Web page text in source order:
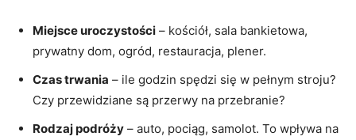
Miejsce uroczystości – kościół, sala bankietowa,
prywatny dom, ogród, restauracja, plener.
Czas trwania – ile godzin spędzi się w pełnym stroju?
Czy przewidziane są przerwy na przebranie?
Rodzaj podróży – auto, pociąg, samolot. To wpływa na